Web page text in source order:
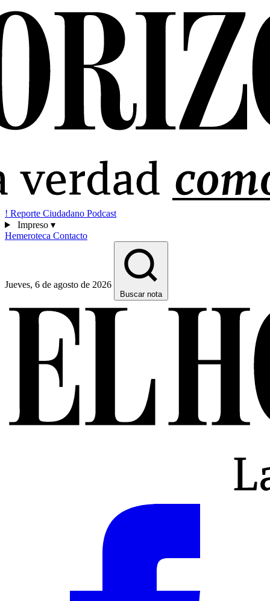
! Reporte Ciudadano Podcast
Impreso ▾
Hemeroteca Contacto
Jueves, 6 de agosto de 2026
Buscar nota